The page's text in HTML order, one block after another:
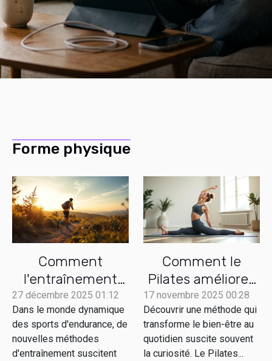
idée qui coûte du temps, et parfois de l’argent ? Le
gratuit, souvent payé autrement Le mot « gratuit »
rassure, et il attire massivement, surtout quand on
débute et qu’on hésite à investir. Pourtant, dans
l’économie du jeu vidéo, la gratuité est rarement une
absence de coût, c’est un transfert : l’utilisateur paie
Forme physique
Comment
l'entraînement
fonctionnel
révolutionne-t-il
les sports
d'endurance ?
27 décembre 2025 01:12
Dans le monde dynamique
des sports d'endurance, de
nouvelles méthodes
d'entraînement suscitent
Comment le
Pilates améliore-
t-il votre bien-
être quotidien ?
17 novembre 2025 00:28
Découvrir une méthode qui
transforme le bien-être au
quotidien suscite souvent
la curiosité. Le Pilates...